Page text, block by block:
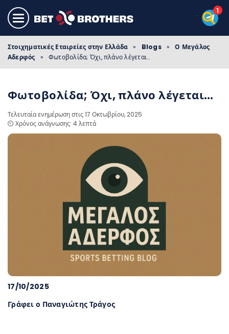
Στοιχηματικές Εταιρείες στην Ελλάδα » Blogs »
Ο Μεγάλος
Αδερφός
» Φωτοβολίδα; Όχι, πλάνο λέγεται…
Φωτοβολίδα; Όχι, πλάνο λέγεται…
Τελευταία ενημέρωση στις 17 Οκτωβρίου, 2025
⏲️ Χρόνος ανάγνωσης: 4 λεπτά
17/10/2025
Γράφει ο Παναγιώτης Τράγος